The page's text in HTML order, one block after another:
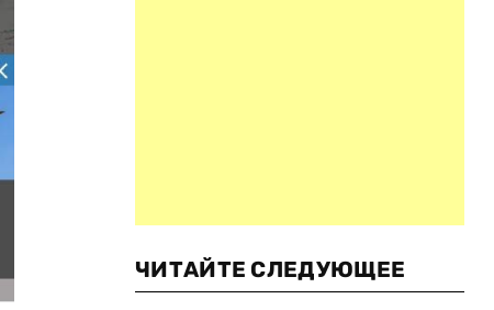
ЧИТАЙТЕ СЛЕДУЮЩЕЕ